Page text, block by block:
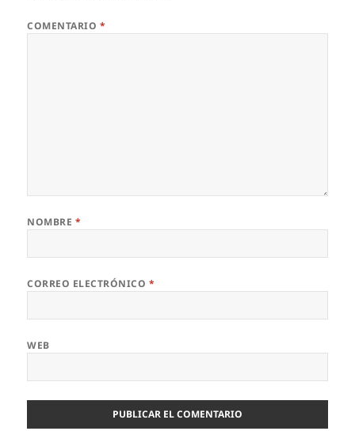
COMENTARIO *
NOMBRE *
CORREO ELECTRÓNICO *
WEB